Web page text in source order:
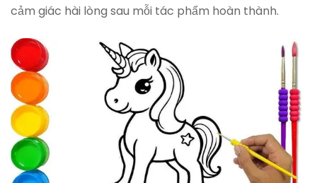
cảm giác hài lòng sau mỗi tác phẩm hoàn thành.